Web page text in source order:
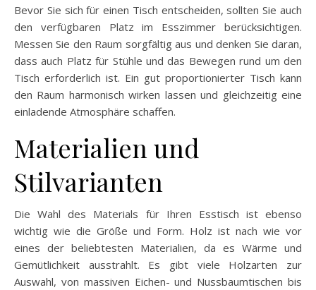
Bevor Sie sich für einen Tisch entscheiden, sollten Sie auch
den verfügbaren Platz im Esszimmer berücksichtigen.
Messen Sie den Raum sorgfältig aus und denken Sie daran,
dass auch Platz für Stühle und das Bewegen rund um den
Tisch erforderlich ist. Ein gut proportionierter Tisch kann
den Raum harmonisch wirken lassen und gleichzeitig eine
einladende Atmosphäre schaffen.
Materialien und
Stilvarianten
Die Wahl des Materials für Ihren Esstisch ist ebenso
wichtig wie die Größe und Form. Holz ist nach wie vor
eines der beliebtesten Materialien, da es Wärme und
Gemütlichkeit ausstrahlt. Es gibt viele Holzarten zur
Auswahl, von massiven Eichen- und Nussbaumtischen bis